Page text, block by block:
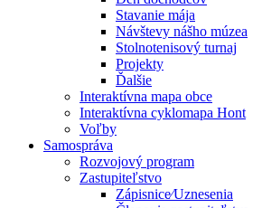
Stavanie mája
Návštevy nášho múzea
Stolnotenisový turnaj
Projekty
Ďalšie
Interaktívna mapa obce
Interaktívna cyklomapa Hont
Voľby
Samospráva
Rozvojový program
Zastupiteľstvo
Zápisnice⁄Uznesenia